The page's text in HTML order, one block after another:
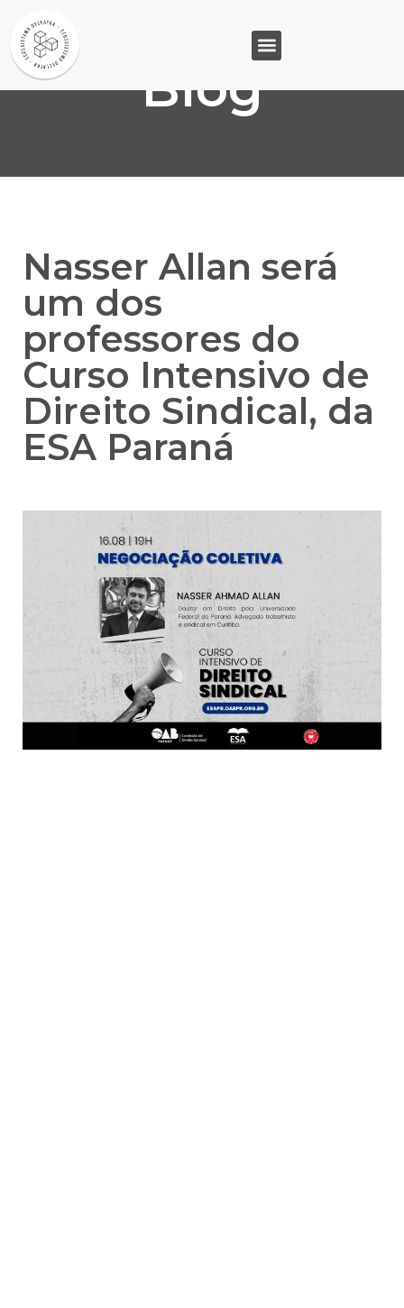
Blog
Nasser Allan será
um dos
professores do
Curso Intensivo de
Direito Sindical, da
ESA Paraná